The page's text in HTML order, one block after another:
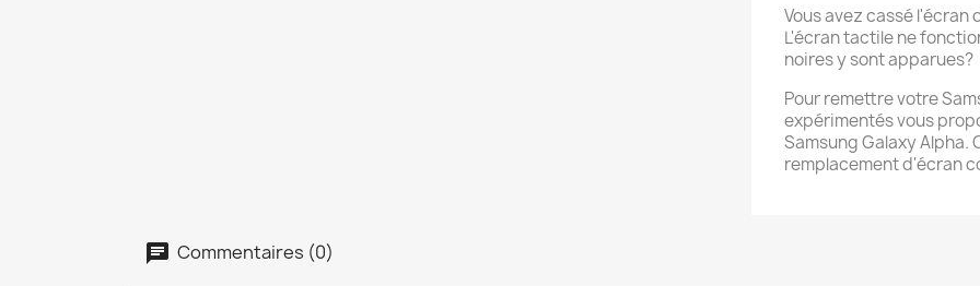
Vous avez cassé l'écran
L'écran tactile ne
noires y sont apparues?
Pour remettre votre
expérimentés vous
Samsung Galaxy
remplacement d'écran
Commentaires (0)